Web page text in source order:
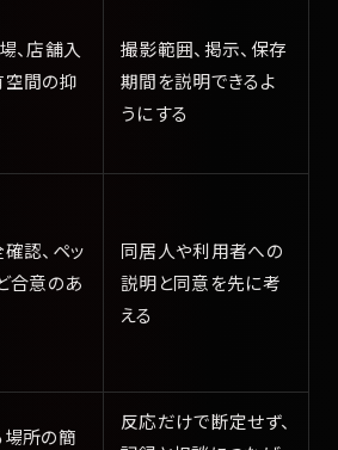
、店舗入
間の抑
撮影範囲、掲示、保存
期間を説明できるよ
うにする
認、ペッ
合意のあ
同居人や利用者への
説明と同意を先に考
える
所の簡
反応だけで断定せず、